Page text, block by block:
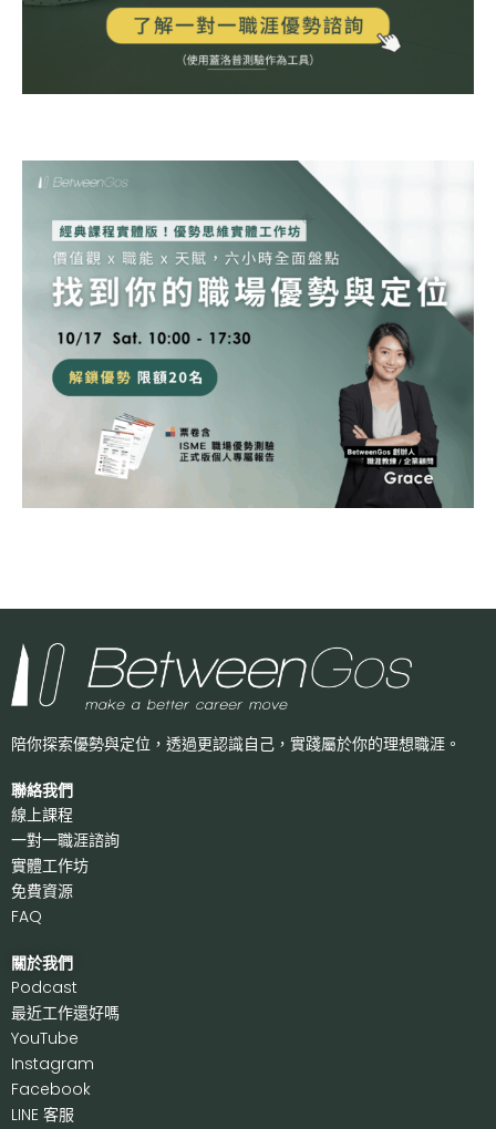
陪你探索優勢與定位，透過更認識自己， 實踐屬於你的理想職涯。
聯絡我們
線上課程
一對一職涯諮詢
實體工作坊
免費資源
FAQ
關於我們
Podcast
最近工作還好嗎
YouTube
Instagram
Facebook
LINE 客服